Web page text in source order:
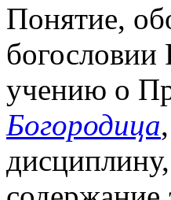
Понятие,
учению о
Богородица,